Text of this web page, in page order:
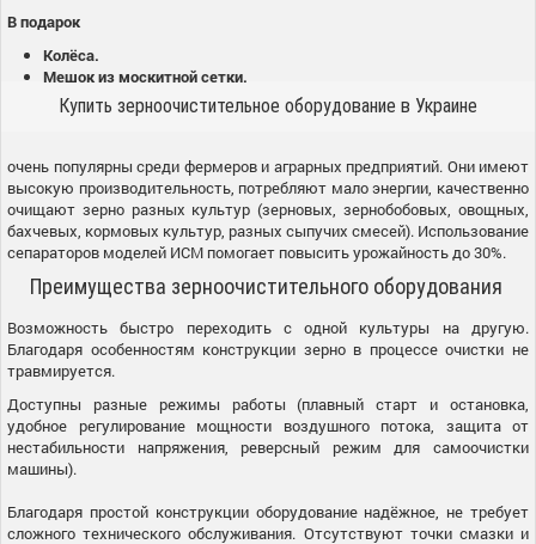
В подарок
Колёса.
Мешок из москитной сетки.
Купить зерноочистительное оборудование в Украине
очень популярны среди фермеров и аграрных предприятий. Они имеют
высокую производительность, потребляют мало энергии, качественно
очищают зерно разных культур (зерновых, зернобобовых, овощных,
бахчевых, кормовых культур, разных сыпучих смесей). Использование
сепараторов моделей ИСМ помогает повысить урожайность до 30%.
Преимущества зерноочистительного оборудования
Возможность быстро переходить с одной культуры на другую.
Благодаря особенностям конструкции зерно в процессе очистки не
травмируется.
Доступны разные режимы работы (плавный старт и остановка,
удобное регулирование мощности воздушного потока, защита от
нестабильности напряжения, реверсный режим для самоочистки
машины).
Благодаря простой конструкции оборудование надёжное, не требует
сложного технического обслуживания. Отсутствуют точки смазки и